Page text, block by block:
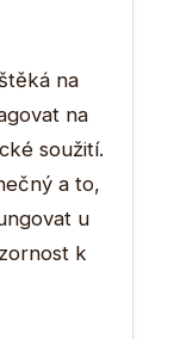
na
na
soužití.
a to,
u
k